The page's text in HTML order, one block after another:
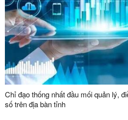
Chỉ đạo thống nhất đầu mối quản lý,
số trên địa bàn tỉnh